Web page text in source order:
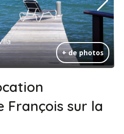
+ de photos
François sur la